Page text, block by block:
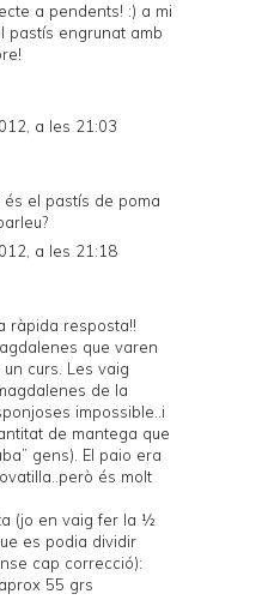
a pendents! :) a mi
pastís engrunat amb
a les 21:03
és el pastís de poma
a les 21:18
ràpida resposta!!
que varen
curs. Les vaig
de la
impossible..i
de mantega que
gens). El paio era
és molt
(jo en vaig fer la ½
es podia dividir
cap correcció):
55 grs